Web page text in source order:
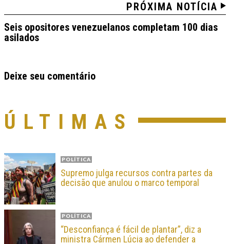
PRÓXIMA NOTÍCIA
Seis opositores venezuelanos completam 100 dias
asilados
Deixe seu comentário
ÚLTIMAS
POLÍTICA
Supremo julga recursos contra partes da
decisão que anulou o marco temporal
POLÍTICA
“Desconfiança é fácil de plantar”, diz a
ministra Cármen Lúcia ao defender a